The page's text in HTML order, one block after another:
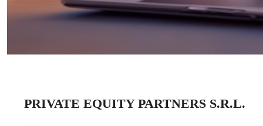
PRIVATE EQUITY PARTNERS S.R.L.